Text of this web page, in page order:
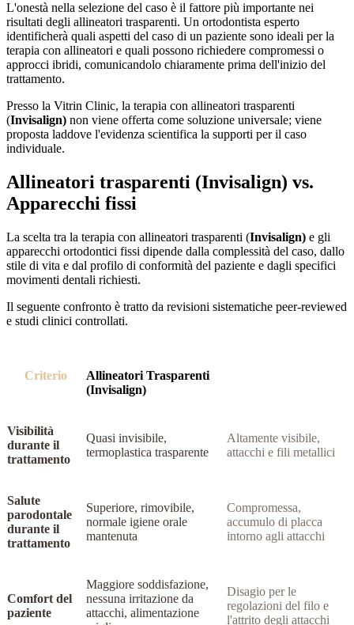
L'onestà nella selezione del caso è il fattore più importante nei
risultati degli allineatori trasparenti. Un ortodontista esperto
identificherà quali aspetti del caso di un paziente sono ideali per la
terapia con allineatori e quali possono richiedere compromessi o
approcci ibridi, comunicandolo chiaramente prima dell'inizio del
trattamento.
Presso la Vitrin Clinic, la terapia con allineatori trasparenti
(Invisalign) non viene offerta come soluzione universale; viene
proposta laddove l'evidenza scientifica la supporti per il caso
individuale.
Allineatori trasparenti (Invisalign) vs.
Apparecchi fissi
La scelta tra la terapia con allineatori trasparenti (Invisalign) e gli
apparecchi ortodontici fissi dipende dalla complessità del caso, dallo
stile di vita e dal profilo di conformità del paziente e dagli specifici
movimenti dentali richiesti.
Il seguente confronto è tratto da revisioni sistematiche peer-reviewed
e studi clinici controllati.
Criterio
Allineatori Trasparenti
(Invisalign)
Visibilità
durante il
trattamento
Quasi invisibile,
termoplastica trasparente
Altamente visibile,
attacchi e fili metallici
Salute
parodontale
durante il
trattamento
Superiore, rimovibile,
normale igiene orale
mantenuta
Compromessa,
accumulo di placca
intorno agli attacchi
Comfort del
paziente
Maggiore soddisfazione,
nessuna irritazione da
attacchi, alimentazione
Disagio per le
regolazioni del filo e
l'attrito degli attacchi